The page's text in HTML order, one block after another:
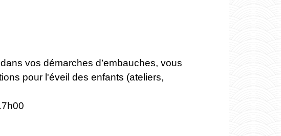
vos démarches d’embauches, vous
pour l'éveil des enfants (ateliers,